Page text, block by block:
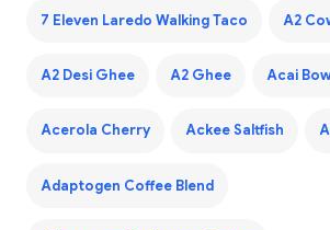
7 Eleven Laredo Walking Taco A2
A2 Desi Ghee A2 Ghee Acai
Acerola Cherry Ackee Saltfish
Adaptogen Coffee Blend